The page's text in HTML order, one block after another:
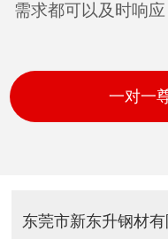
需求都可以及时响
一对一
东莞市新东升钢材